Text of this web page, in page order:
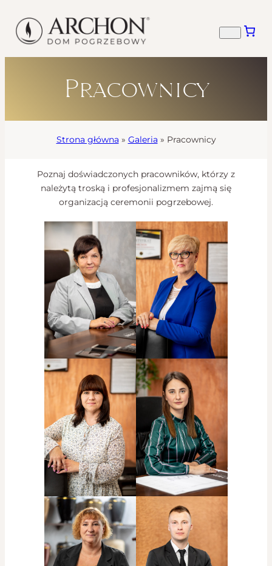
Pracownicy
Strona główna » Galeria » Pracownicy
Poznaj doświadczonych pracowników, którzy z
należytą troską i profesjonalizmem zajmą się
organizacją ceremonii pogrzebowej.